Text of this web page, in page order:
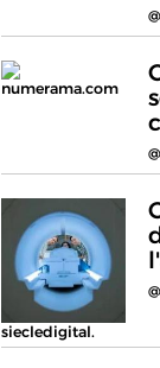
numerama.com
siecledigital.